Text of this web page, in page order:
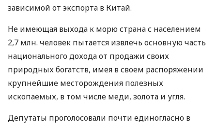
зависимой от экспорта в Китай.
Не имеющая выхода к морю страна с населением
2,7 млн. человек пытается извлечь основную часть
национального дохода от продажи своих
природных богатств, имея в своем распоряжении
крупнейшие месторождения полезных
ископаемых, в том числе меди, золота и угля.
Депутаты проголосовали почти единогласно в